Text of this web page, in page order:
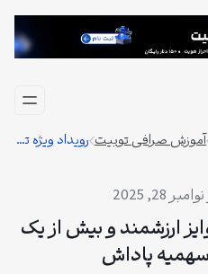
آموزش صرافی توبیت رویداد ویژه توبیت با جوایز ارزشمند و بیش از یک میلیون دلار سهمیه پاداش
نوامبر 28, 2025
ارزشمند و بیش از یک
سهمیه پاداش